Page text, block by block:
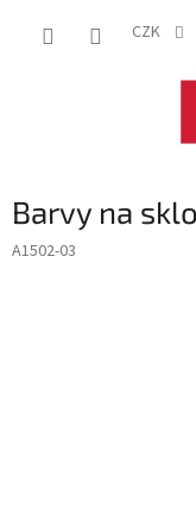
CZK
Barvy na
A1502-03